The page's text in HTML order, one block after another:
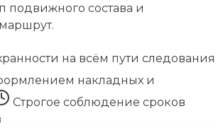
подвижного состава и
на всём пути следования
накладных и
Строгое соблюдение сроков